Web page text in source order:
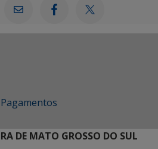
DE MATO GROSSO DO SUL